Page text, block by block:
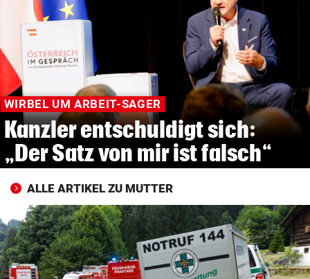
© Krone Multimedia GmbH & Co KG 2026
Muthgasse 2, 1190 Wien
WIRBEL UM ARBEIT-SAGER
Kanzler entschuldigt sich:
„Der Satz von mir ist falsch“
ALLE ARTIKEL ZU MUTTER